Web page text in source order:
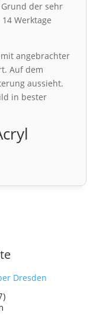
der sehr
Werktage
angebrachter
Auf dem
aussieht.
in bester